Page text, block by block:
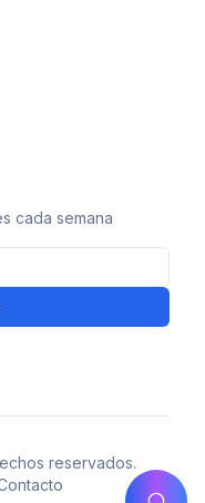
cada semana
reservados.